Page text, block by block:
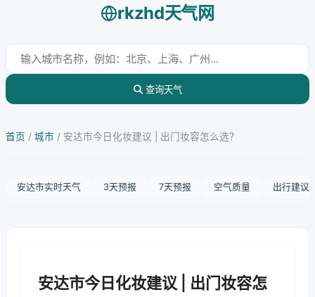
rkzhd天气网
查询天气
首页 / 城市 / 安达市今日化妆建议 | 出门妆容怎么选？
安达市实时天气 3天预报 7天预报 空气质量 出行建议
安达市今日化妆建议 | 出门妆容怎